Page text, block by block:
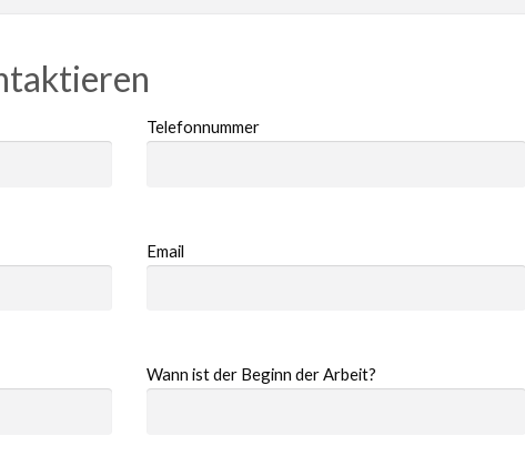
Telefonnummer
Email
Wann ist der Beginn der Arbeit?